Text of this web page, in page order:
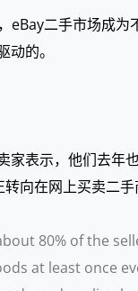
eBay二手市场成
的。
家表示，他们去年
向在网上买卖二手
80% of the
at least once